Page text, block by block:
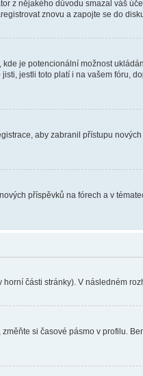
z nějakého důvodu smazal váš
znovu a zapojte se do
je potencionální možnost
jestli toto platí i na vašem fóru,
aby zabranil přístupu
příspěvků na fórech a v
horní části stránky). V následném
si časové pásmo v profilu.